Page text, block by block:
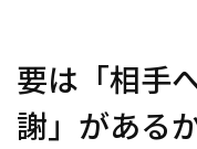
要は「相手
謝」がある